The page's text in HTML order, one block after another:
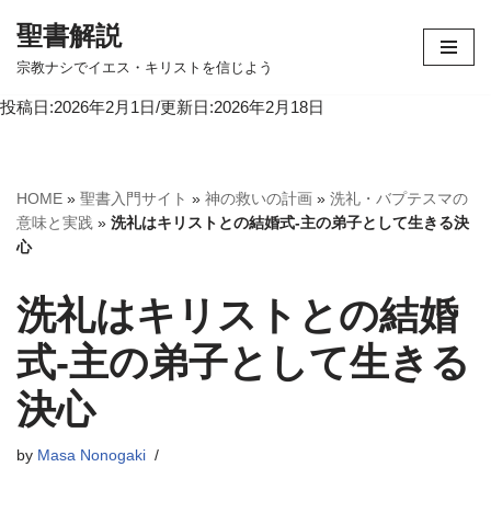
コ
テ
へ
ス
キ
プ
聖書解説
宗教ナシでイエス・キリストを信じよう
投稿日:2026年2月1日/更新日:2026年2月18日
HOME » 聖書入門サイト » 神の救いの計画 » 洗礼・バプテスマの
意味と実践 » 洗礼はキリストとの結婚式-主の弟子として生きる決
心
洗礼はキリストとの結婚
式-主の弟子として生きる
決心
by Masa Nonogaki